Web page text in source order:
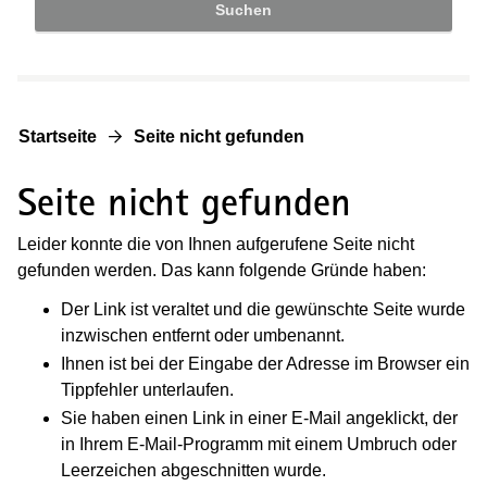
Suchen
Startseite Seite nicht gefunden
Seite nicht gefunden
Leider konnte die von Ihnen aufgerufene Seite nicht
gefunden werden. Das kann folgende Gründe haben:
Der Link ist veraltet und die gewünschte Seite wurde
inzwischen entfernt oder umbenannt.
Ihnen ist bei der Eingabe der Adresse im Browser ein
Tippfehler unterlaufen.
Sie haben einen Link in einer E-Mail angeklickt, der
in Ihrem E-Mail-Programm mit einem Umbruch oder
Leerzeichen abgeschnitten wurde.